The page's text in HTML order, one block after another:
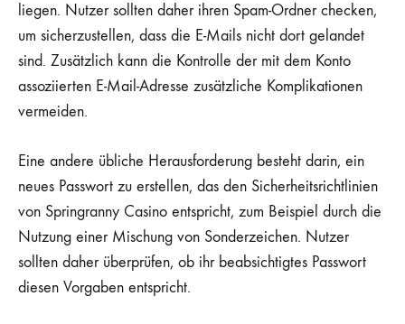
liegen. Nutzer sollten daher ihren Spam-Ordner checken,
um sicherzustellen, dass die E-Mails nicht dort gelandet
sind. Zusätzlich kann die Kontrolle der mit dem Konto
assoziierten E-Mail-Adresse zusätzliche Komplikationen
vermeiden.
Eine andere übliche Herausforderung besteht darin, ein
neues Passwort zu erstellen, das den Sicherheitsrichtlinien
von Springranny Casino entspricht, zum Beispiel durch die
Nutzung einer Mischung von Sonderzeichen. Nutzer
sollten daher überprüfen, ob ihr beabsichtigtes Passwort
diesen Vorgaben entspricht.